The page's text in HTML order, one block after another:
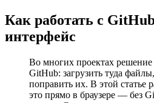
Как работать с
интерфейс
Во многих проектах решение
GitHub: загрузить туда
поправить их. В этой статье
это прямо в браузере — без